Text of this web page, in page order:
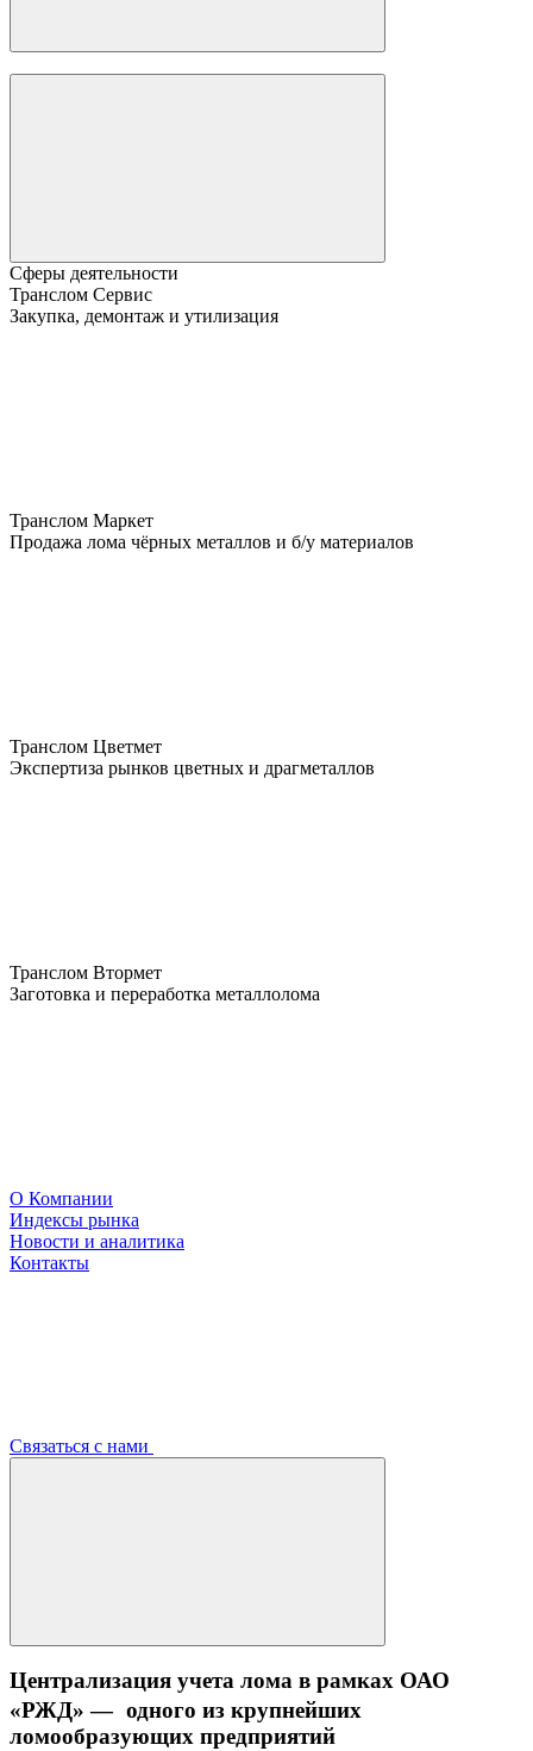
Сферы деятельности
Транслом Сервис
Закупка, демонтаж и утилизация
Транслом Маркет
Продажа лома чёрных металлов и б/у материалов
Транслом Цветмет
Экспертиза рынков цветных и драгметаллов
Транслом Втормет
Заготовка и переработка металлолома
О Компании
Индексы рынка
Новости и аналитика
Контакты
Связаться с нами
Централизация учета лома в рамках ОАО
«РЖД» — одного из крупнейших
ломообразующих предприятий